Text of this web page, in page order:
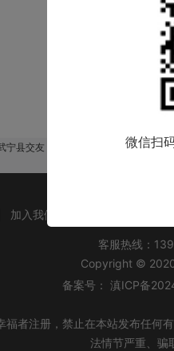
宁县交友 永修县交友
加入我们
客服热线：
Copyright ©
备案号： 滇ICP备
者注册，禁止在本站发布任
法情节严重、骗
微信扫